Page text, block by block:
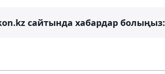
сайтында хабардар болыңыз: